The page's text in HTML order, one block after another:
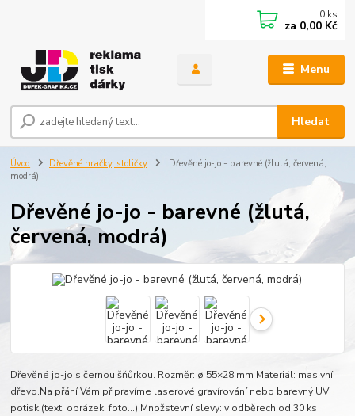
Menu
Hledat
0 ks
za 0,00 Kč
Úvod Dřevěné hračky, stoličky
Dřevěné jo-jo - barevné (žlutá, červená,
modrá)
Dřevěné jo-jo - barevné (žlutá,
červená, modrá)
Dřevěné jo-jo s černou šňůrkou. Rozměr: ø 55×28 mm Materiál: masivní
dřevo.Na přání Vám připravíme laserové gravírování nebo barevný UV
potisk (text, obrázek, foto...).Množstevní slevy: v odběrech od 30 ks